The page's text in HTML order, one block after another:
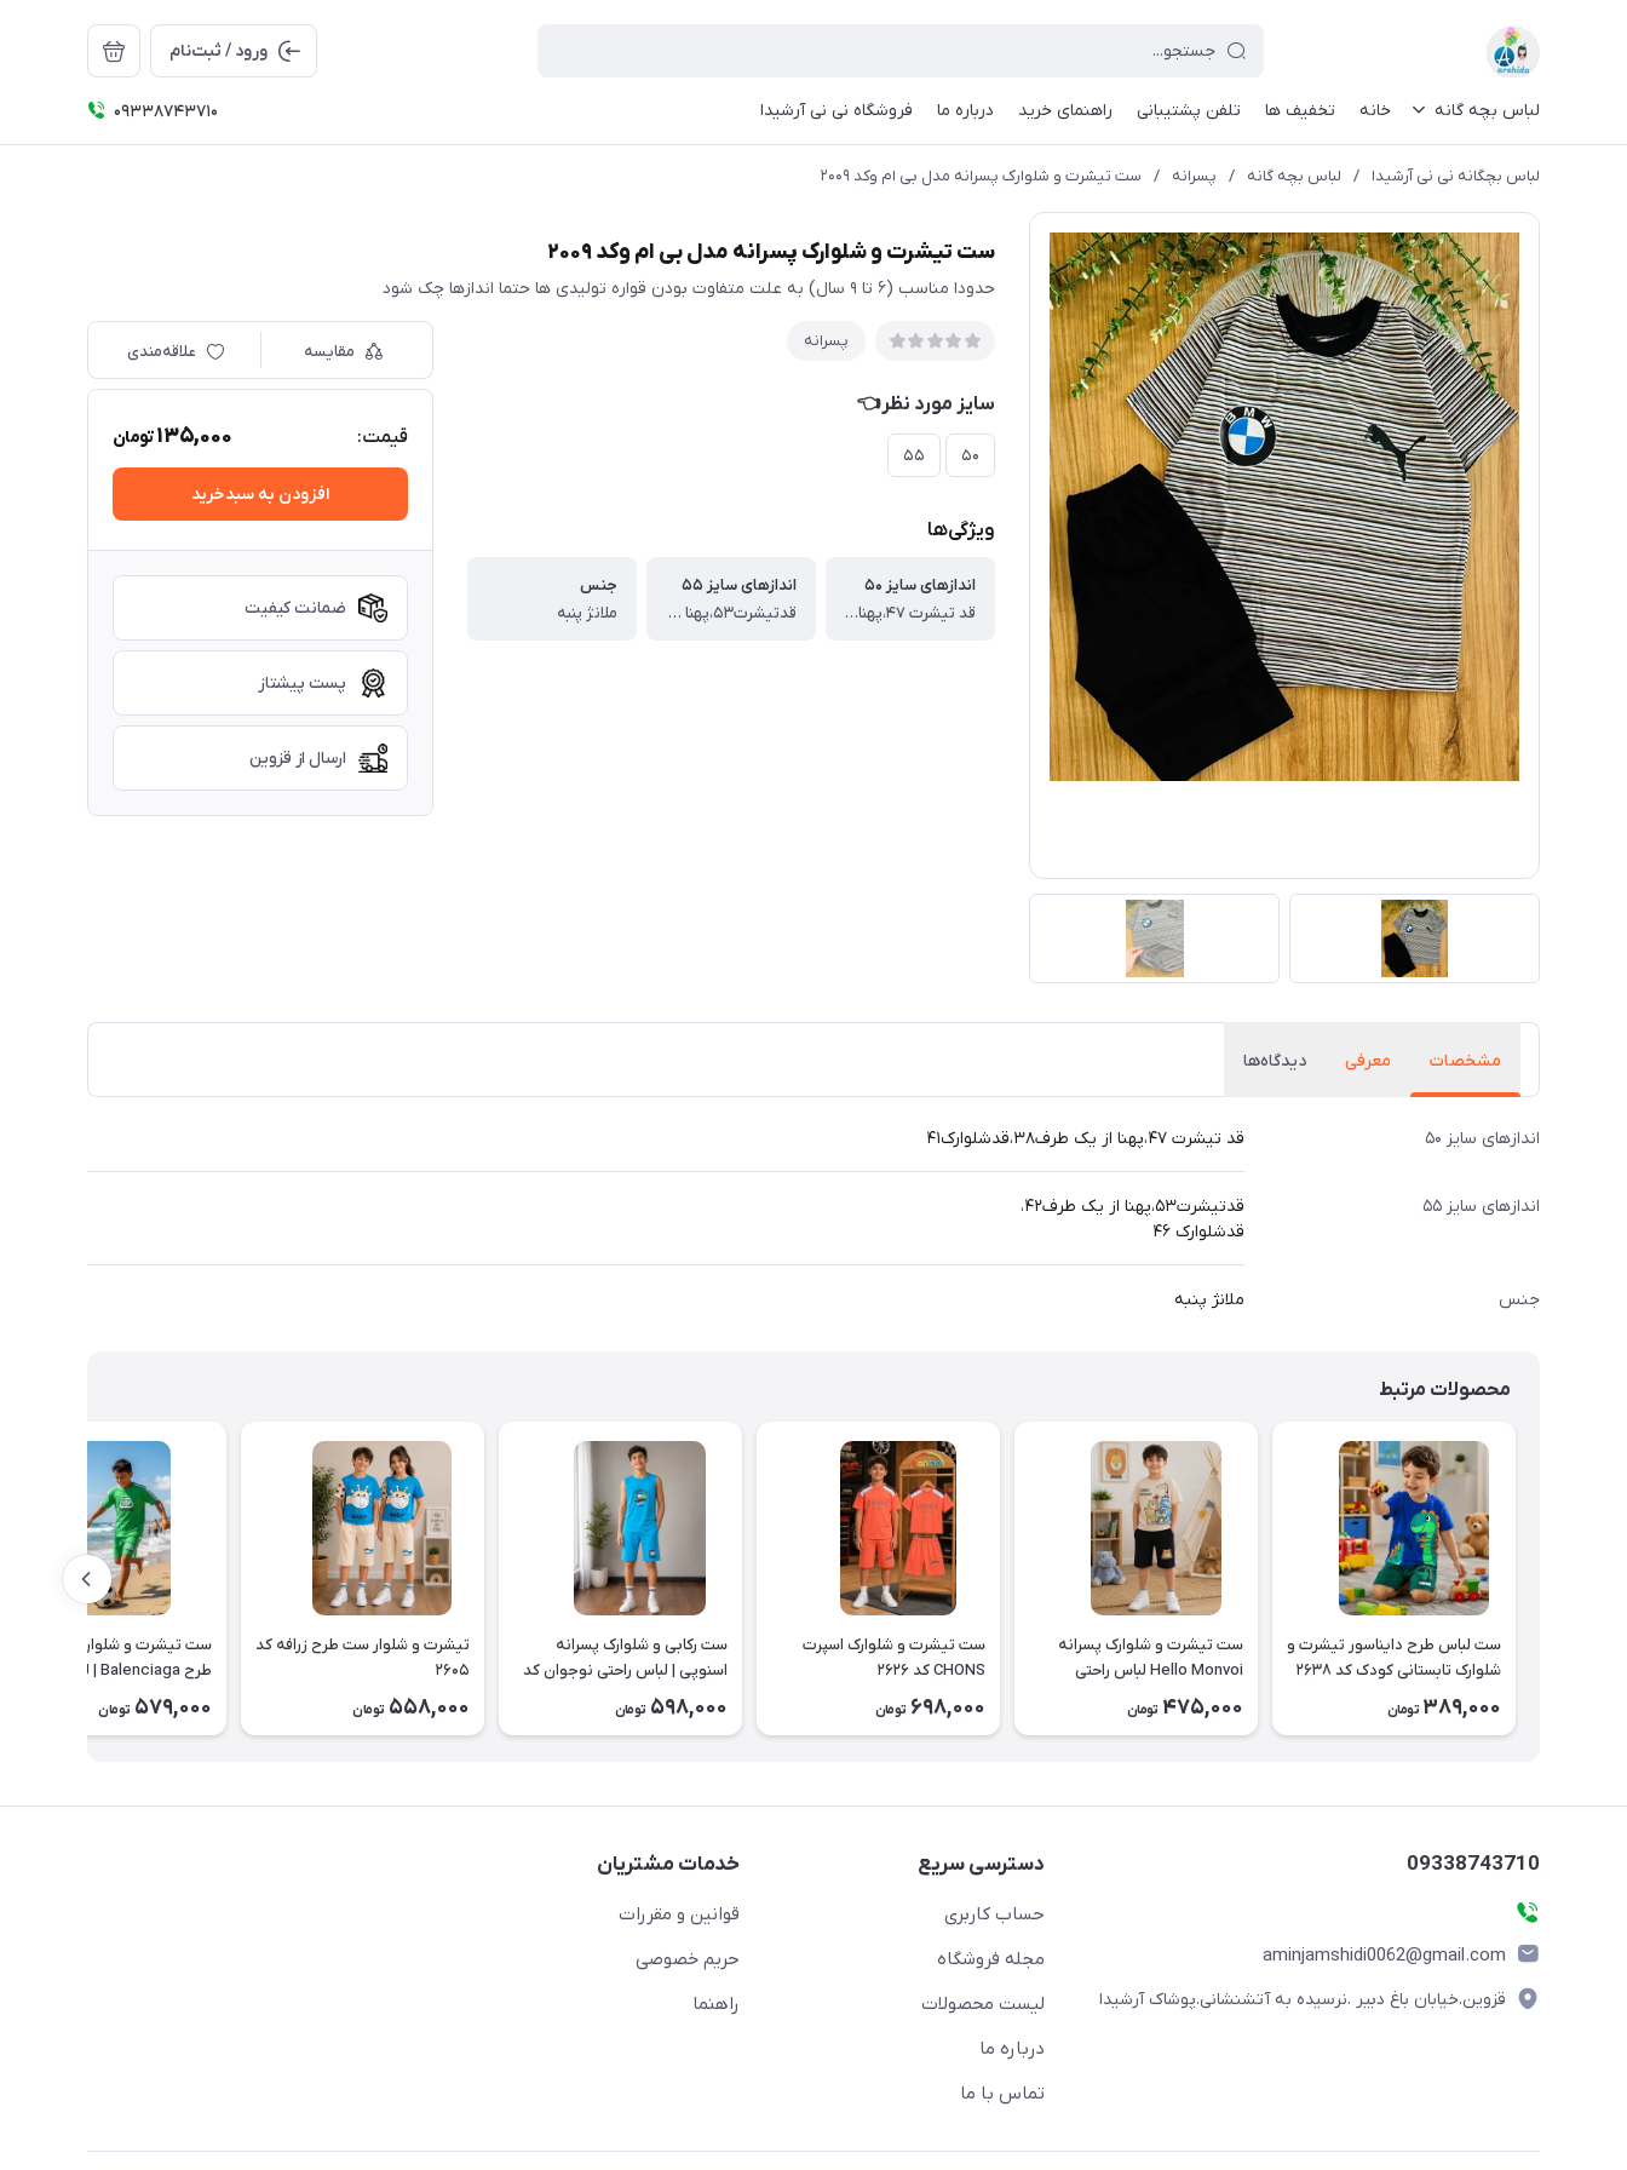
ورود / ثبت‌نام
لباس بچه گانه خانه تخفیف ها تلفن پشتیبانی راهنمای خرید درباره ما فروشگاه نی نی آرشیدا 09338743710
لباس بچگانه نی نی آرشیدا / لباس بچه گانه / پسرانه / ست تیشرت و شلوارک پسرانه مدل بی ام وکد ۲۰۰۹
ست تیشرت و شلوارک پسرانه مدل بی ام وکد ۲۰۰۹
حدودا مناسب (۶ تا ۹ سال) به علت متفاوت بودن قواره تولیدی ها حتما اندازها چک شود
پسرانه
سایز مورد نظر👈
۵۰ ۵۵
ویژگی‌ها
اندازهای سایز ۵۰
قد تیشرت ۴۷،پهنا از یک طرف۳۸،قدشلوارک۴۱
اندازهای سایز ۵۵
قدتیشرت۵۳،پهنا از یک طرف۴۲، ، قدشلوارک ۴۶
جنس
ملانژ پنبه
مقایسه علاقه‌مندی
قیمت: 135,000تومان
افزودن به سبدخرید
ضمانت کیفیت
پست پیشتاز
ارسال از قزوین
مشخصات معرفی دیدگاه‌ها
اندازهای سایز ۵۰ قد تیشرت ۴۷،پهنا از یک طرف۳۸،قدشلوارک۴۱
اندازهای سایز ۵۵
قدتیشرت۵۳،پهنا از یک طرف۴۲،
قدشلوارک ۴۶
جنس ملانژ پنبه
محصولات مرتبط
ست لباس طرح دایناسور تیشرت و
شلوارک تابستانی کودک کد ۲۶۳۸
389,000 تومان
ست تیشرت و شلوارک پسرانه
Hello Monvoi لباس راحتی
بچه‌گانه نخی کد ۲۶۲۹
475,000 تومان
ست تیشرت و شلوارک اسپرت
CHONS کد ۲۶۲۶
698,000 تومان
ست رکابی و شلوارک پسرانه
اسنوپی | لباس راحتی نوجوان کد
598,000 تومان
تیشرت و شلوار ست طرح زرافه کد
۲۶۰۵
558,000 تومان
ست تیشرت و شلوارک بچه گانه
طرح Balenciaga | لباس راحتی
تابستانی کودک کد ۲۶۰۰
579,000 تومان
09338743710
aminjamshidi0062@gmail.com
قزوین.خیابان باغ دبیر .نرسیده به آتشنشانی.پوشاک آرشیدا
دسترسی سریع
حساب کاربری
مجله فروشگاه
لیست محصولات
درباره ما
تماس با ما
خدمات مشتریان
قوانین و مقررات
حریم خصوصی
راهنما